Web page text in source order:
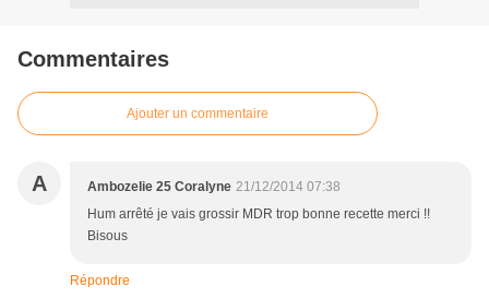
Commentaires
Ajouter un commentaire
A Ambozelie 25 Coralyne 21/12/2014 07:38
Hum arrêté je vais grossir MDR trop bonne recette merci !!
Bisous
Répondre